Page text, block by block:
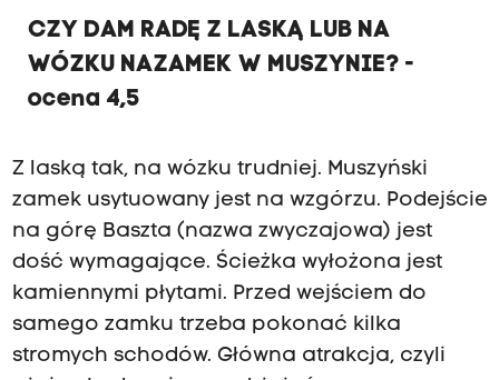
CZY DAM RADĘ Z LASKĄ LUB NA
WÓZKU NA ZAMEK W MUSZYNIE ? -
ocena 4,5
Z laską tak, na wózku trudniej. Muszyński
zamek usytuowany jest na wzgórzu. Podejście
na górę Baszta (nazwa zwyczajowa) jest
dość wymagające. Ścieżka wyłożona jest
kamiennymi płytami. Przed wejściem do
samego zamku trzeba pokonać kilka
stromych schodów. Główna atrakcja, czyli